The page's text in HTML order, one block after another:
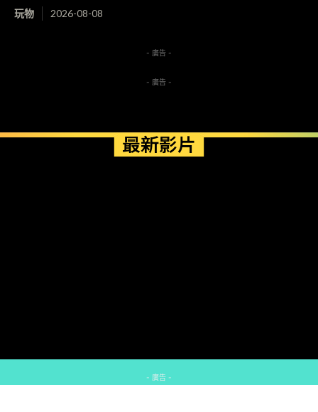
玩物 2026-08-08
- 廣告 -
- 廣告 -
最新影片
- 廣告 -